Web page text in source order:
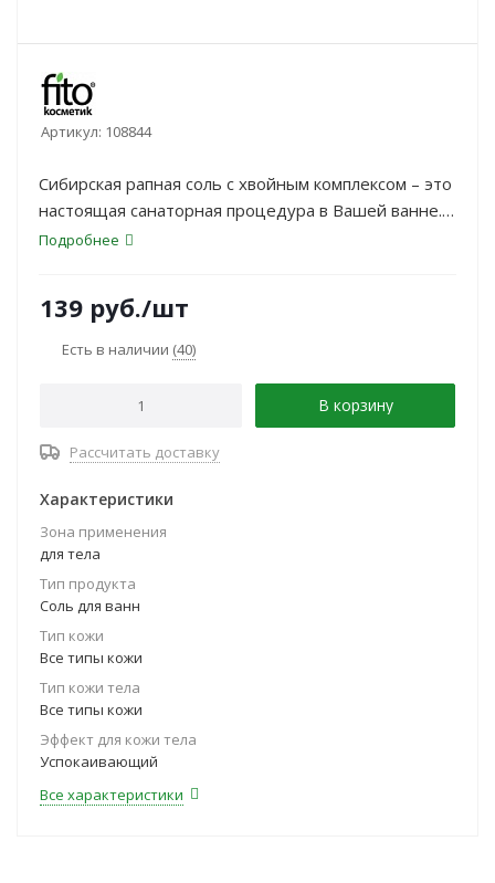
Артикул: 108844
Сибирская рапная соль с хвойным комплексом – это
настоящая санаторная процедура в Вашей ванне.
Целебная Сибирская соль рапа, обогащенная
безмятежности и расслабления, навевая
воспоминания о летнем лесе, великолепно снимает
Подробнее
139 руб./шт
Есть в наличии (40)
В корзину
Рассчитать доставку
Характеристики
Зона применения
для тела
Тип продукта
Соль для ванн
Тип кожи
Все типы кожи
Тип кожи тела
Все типы кожи
Эффект для кожи тела
Успокаивающий
Все характеристики